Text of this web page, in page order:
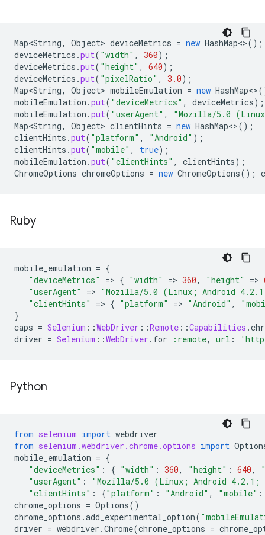
Map<String, Object> deviceMetrics = new HashMap<>();
deviceMetrics .put( "width" , 360);
deviceMetrics .put( "height" , 640);
deviceMetrics .put( "pixelRatio" , 3.0);
Map<String, Object> mobileEmulation = new HashMap<>
mobileEmulation .put( "deviceMetrics" , deviceMetrics);
mobileEmulation .put( "userAgent" ,
"Mozilla/5.0 (Linux;
Map<String, Object> clientHints = new HashMap<>();
clientHints .put( "platform" , "Android" );
clientHints .put( "mobile" , true);
mobileEmulation .put( "clientHints" , clientHints);
ChromeOptions chromeOptions = new ChromeOptions();
Ruby
mobile_emulation = {
"deviceMetrics"
=> { "width" => 360, "height" =>
"userAgent"
=> "Mozilla/5.0 (Linux; Android 4.2.1;
"clientHints"
=> { "platform" => "Android" ,
}
caps = Selenium ::WebDriver ::Remote ::Capabilities .
driver = Selenium ::WebDriver . for :remote, url :
Python
from selenium import webdriver
from selenium.webdriver.chrome.options import
mobile_emulation = {
"deviceMetrics" : { "width" : 360, "height" : 640,
"userAgent" :
"Mozilla/5.0 (Linux; Android 4.2.1;
"clientHints" : {"platform" : "Android" , "mobile" :
chrome_options = Options()
chrome_options .add_experimental_option(
driver = webdriver .Chrome(chrome_options =